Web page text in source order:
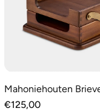
Mahoniehouten
Normale
€125,00